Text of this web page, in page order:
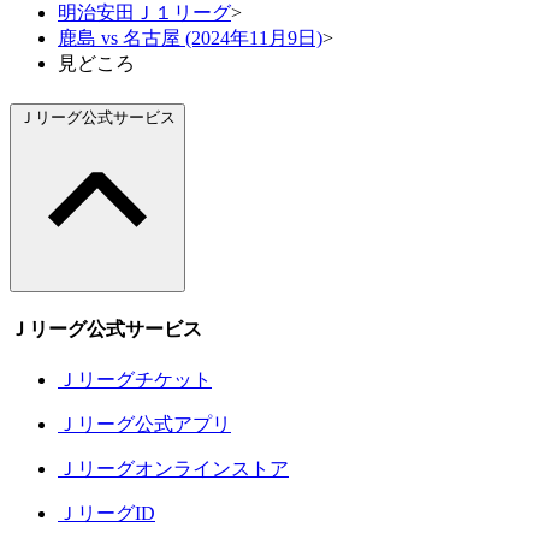
明治安田Ｊ１リーグ>
鹿島 vs 名古屋 (2024年11月9日)>
見どころ
Ｊリーグ公式サービス
Ｊリーグ公式サービス
Ｊリーグチケット
Ｊリーグ公式アプリ
Ｊリーグオンラインストア
ＪリーグID